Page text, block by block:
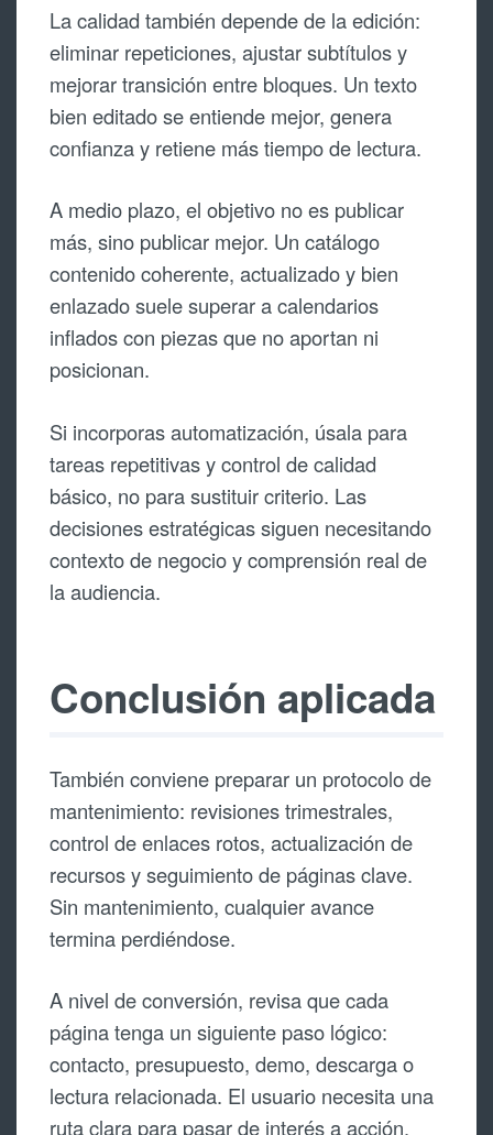
La calidad también depende de la edición:
eliminar repeticiones, ajustar subtítulos y
mejorar transición entre bloques. Un texto
bien editado se entiende mejor, genera
confianza y retiene más tiempo de lectura.
A medio plazo, el objetivo no es publicar
más, sino publicar mejor. Un catálogo
contenido coherente, actualizado y bien
enlazado suele superar a calendarios
inflados con piezas que no aportan ni
posicionan.
Si incorporas automatización, úsala para
tareas repetitivas y control de calidad
básico, no para sustituir criterio. Las
decisiones estratégicas siguen necesitando
contexto de negocio y comprensión real de
la audiencia.
Conclusión aplicada
También conviene preparar un protocolo de
mantenimiento: revisiones trimestrales,
control de enlaces rotos, actualización de
recursos y seguimiento de páginas clave.
Sin mantenimiento, cualquier avance
termina perdiéndose.
A nivel de conversión, revisa que cada
página tenga un siguiente paso lógico:
contacto, presupuesto, demo, descarga o
lectura relacionada. El usuario necesita una
ruta clara para pasar de interés a acción.